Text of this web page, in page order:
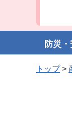
防災
トップ>